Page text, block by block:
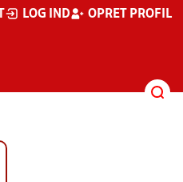
LOG IND OPRET PROFIL